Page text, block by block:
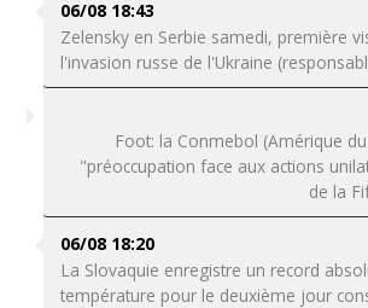
06/08 18:43
Zelensky en Serbie samedi, première
l'invasion russe de l'Ukraine
Foot: la Conmebol (Amérique
"préoccupation face aux actions
de la
06/08 18:20
La Slovaquie enregistre un record
température pour le deuxième jour